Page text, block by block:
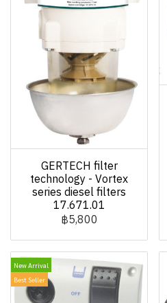
GERTECH filter
technology - Vortex
series diesel filters
17.671.01
฿5,800
New Arrival
Best Seller